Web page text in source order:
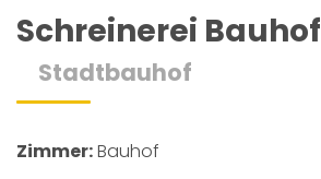
Schreinerei Bauhof
Stadtbauhof
Zimmer:Bauhof